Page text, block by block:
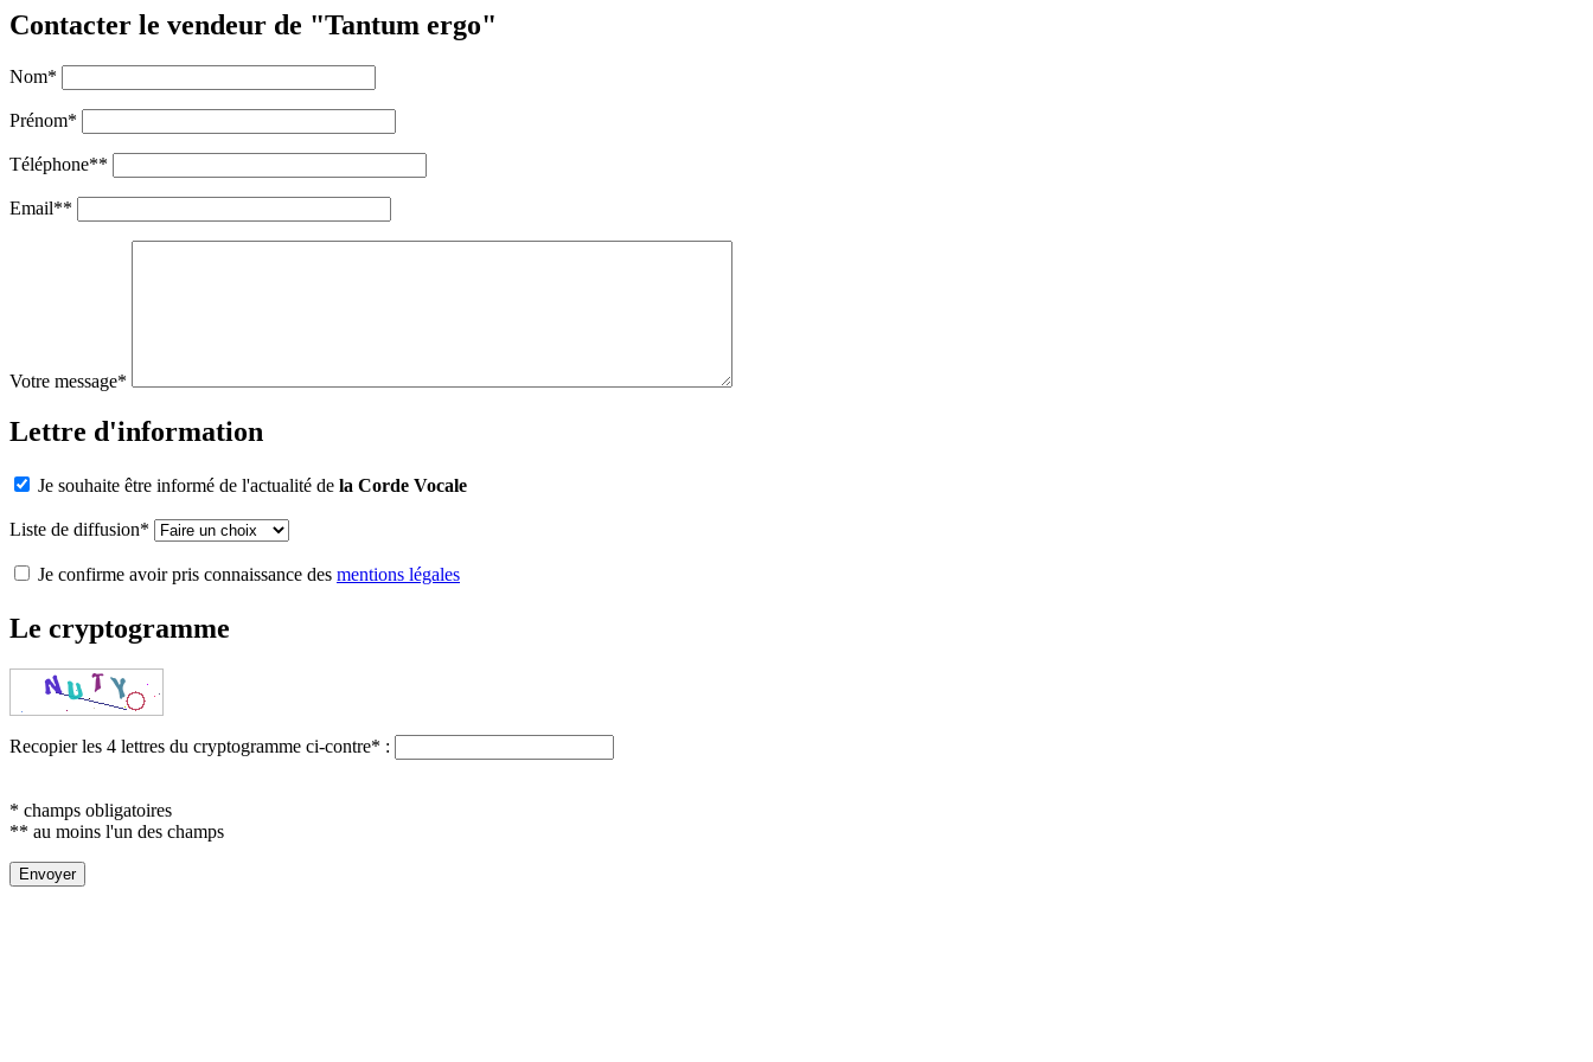
Contacter le vendeur de "Tantum ergo"
Nom*
Prénom*
Téléphone**
Email**
Votre message*
Lettre d'information
Je souhaite être informé de l'actualité de la Corde Vocale
Liste de diffusion*
Je confirme avoir pris connaissance des mentions légales
Le cryptogramme
Recopier les 4 lettres du cryptogramme ci-contre* :
* champs obligatoires
** au moins l'un des champs